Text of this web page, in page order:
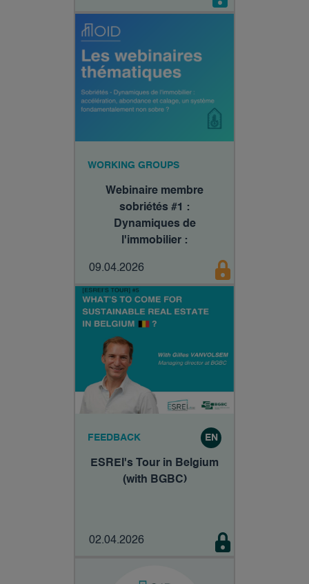
WORKING GROUPS
Webinaire membre
sobriétés #1 :
Dynamiques de
l'immobilier :
et calage, un système
fondamentalement non
sobre ?
09.04.2026
FEEDBACK EN
ESREI's Tour in Belgium
(with BGBC)
02.04.2026